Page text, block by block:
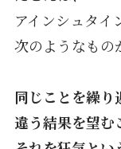
アインシュタイ
次のようなもの
同じことを繰り
違う結果を望む